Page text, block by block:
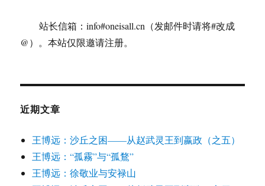
站长信箱：info#oneisall.cn（发邮件时请将#改成
@）。本站仅限邀请注册。
近期文章
王博远：沙丘之困——从赵武灵王到嬴政（之五）
王博远：“孤霧”与“孤鶩”
王博远：徐敬业与安禄山